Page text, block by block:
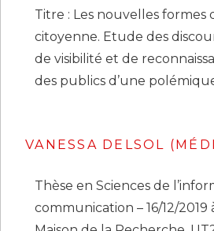
Titre : Les nouvelles formes
citoyenne. Etude des
de visibilité et de
des publics d’une
VANESSA DELSOL
Thèse en Sciences de
communication – 16/12/2019